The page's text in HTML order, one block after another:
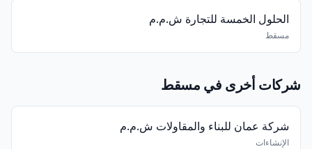
الحلول الخمسة للتجارة ش.م.م
مسقط
شركات أخرى في مسقط
شركة عمان للبناء والمقاولات ش.م.م
الإنشاءات